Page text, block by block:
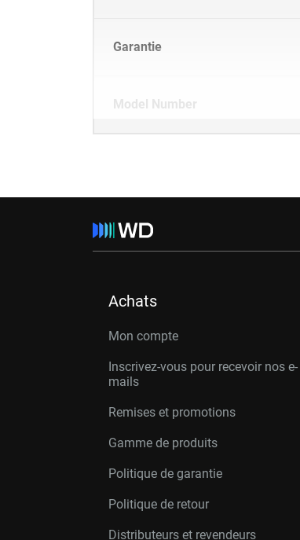
Garantie
Model Number
Achats
Mon compte
Inscrivez-vous pour recevoir nos e-
mails
Remises et promotions
Gamme de produits
Politique de garantie
Politique de retour
Distributeurs et revendeurs